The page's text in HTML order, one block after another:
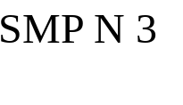
N 3